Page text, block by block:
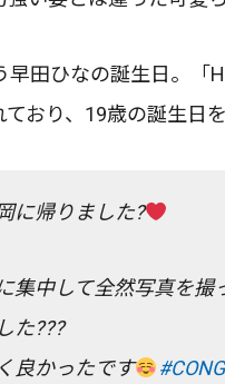
早田ひなの誕生日。「
おり、19歳の誕生日
に帰りました?
集中して全然写真を
た???
良かったです